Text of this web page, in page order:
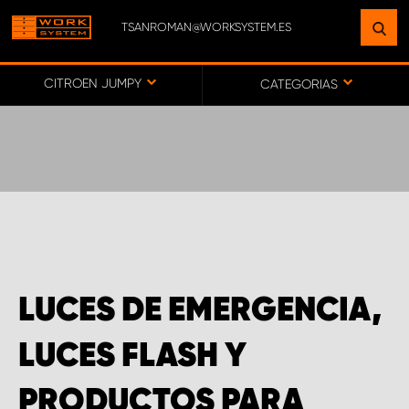
TSANROMAN@WORKSYSTEM.ES
CITROEN JUMPY CATEGORIAS
LUCES DE EMERGENCIA,
LUCES FLASH Y
ENCUENTRE UNA INSTALACIÓN
CERCA DE USTED